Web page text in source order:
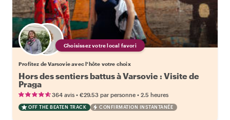
Choisissez votre local favori
Profitez de Varsovie avec l'hôte votre choix
Hors des sentiers battus à Varsovie : Visite de
Praga
364 avis • €29.53 par personne • 2.5 heures
OFF THE BEATEN TRACK CONFIRMATION INSTANTANÉE